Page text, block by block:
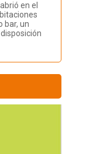
en el
bar, un